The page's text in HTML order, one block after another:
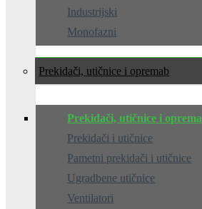
Industrijski
Monofazni
Prekidači, utičnice i oprema
Prekidači, utičnice i oprema
Prekidači i utičnice
Pametni prekidači i utičnice
Ugradbene utičnice
Ventilatori